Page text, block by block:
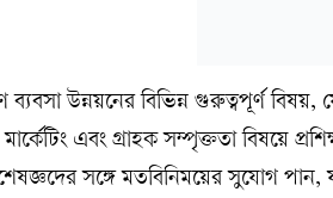
ব্যবসা উন্নয়নের বিভিন্ন গুরুত্বপূর্ণ
মার্কেটিং এবং গ্রাহক সম্পৃক্ততা বিষয়ে
সঙ্গে মতবিনিময়ের সুযোগ পান,